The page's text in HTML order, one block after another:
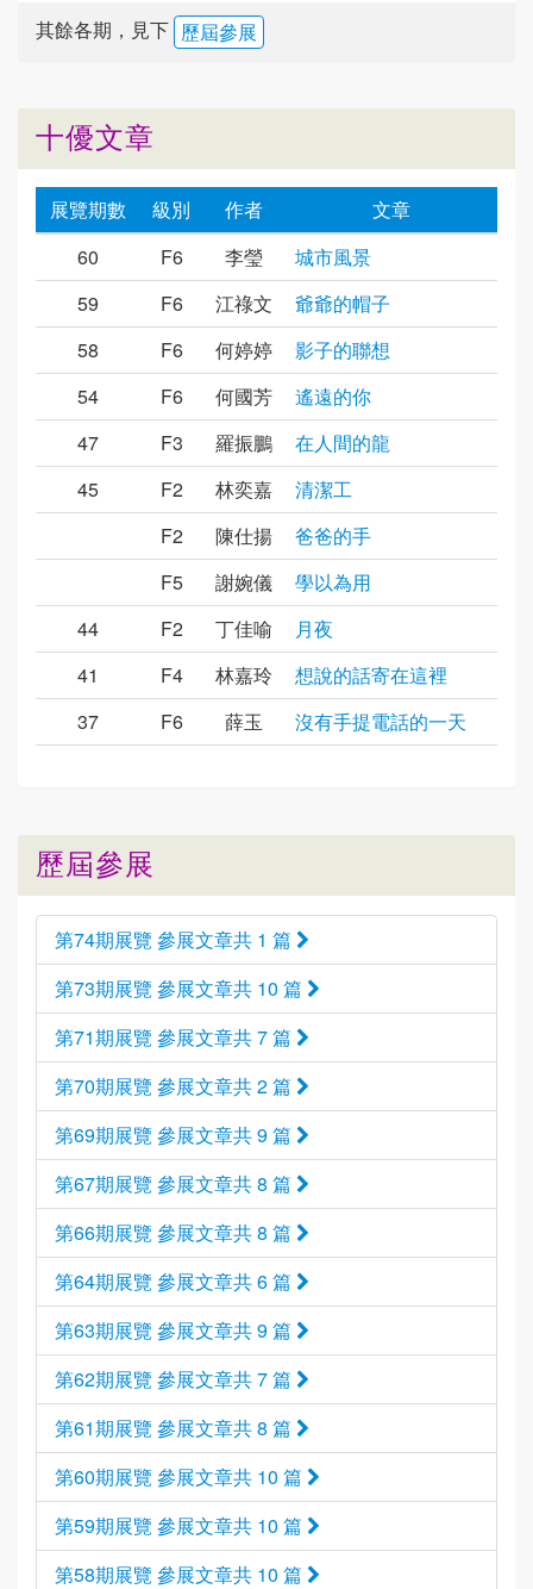
其餘各期，見下 歷屆參展
十優文章
展覽期數 級別 作者
文章
60
F6 李瑩
城市風景
59
F6 江祿文
爺爺的帽子
58
F6 何婷婷
影子的聯想
54
F6 何國芳
遙遠的你
47
F3 羅振鵬
在人間的龍
45
F2 林奕嘉
清潔工
F2
陳仕揚
爸爸的手
F5
謝婉儀
學以為用
44
F2 丁佳喻
月夜
41
F4 林嘉玲
想說的話寄在這裡
37
F6 薛玉 沒有手提電話的一天
歷屆參展
第74期展覽 參展文章共 1 篇
第73期展覽 參展文章共 10 篇
第71期展覽 參展文章共 7 篇
第70期展覽 參展文章共 2 篇
第69期展覽 參展文章共 9 篇
第67期展覽 參展文章共 8 篇
第66期展覽 參展文章共 8 篇
第64期展覽 參展文章共 6 篇
第63期展覽 參展文章共 9 篇
第62期展覽 參展文章共 7 篇
第61期展覽 參展文章共 8 篇
第60期展覽 參展文章共 10 篇
第59期展覽 參展文章共 10 篇
第58期展覽 參展文章共 10 篇